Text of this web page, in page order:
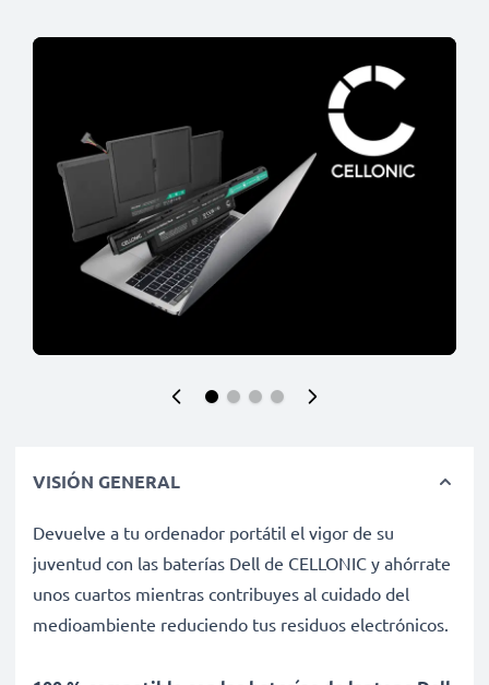
VISIÓN GENERAL
Devuelve a tu ordenador portátil el vigor de su
juventud con las baterías Dell de CELLONIC y ahórrate
unos cuartos mientras contribuyes al cuidado del
medioambiente reduciendo tus residuos electrónicos.